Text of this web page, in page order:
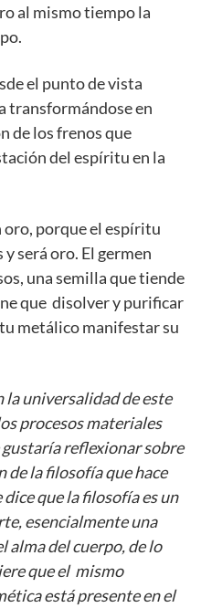
al mismo tiempo la
el punto de vista
transformándose en
de los frenos que
del espíritu en la
oro, porque el espíritu
será oro. El germen
una semilla que tiende
que disolver y purificar
metálico manifestar su
la universalidad de este
procesos materiales
reflexionar sobre
la filosofía que hace
dice que la filosofía es un
esencialmente una
alma del cuerpo, de lo
que el mismo
está presente en el